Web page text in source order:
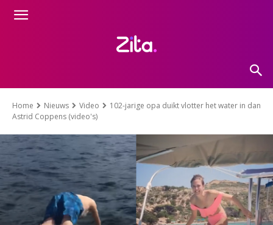
Home Nieuws Video
102-jarige opa duikt vlotter het water in dan
Astrid Coppens (video's)